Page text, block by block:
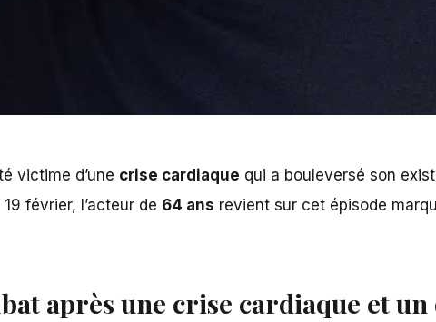
victime d’une crise cardiaque qui a bouleversé son
février, l’acteur de 64 ans revient sur cet épisode
après une crise cardiaque et